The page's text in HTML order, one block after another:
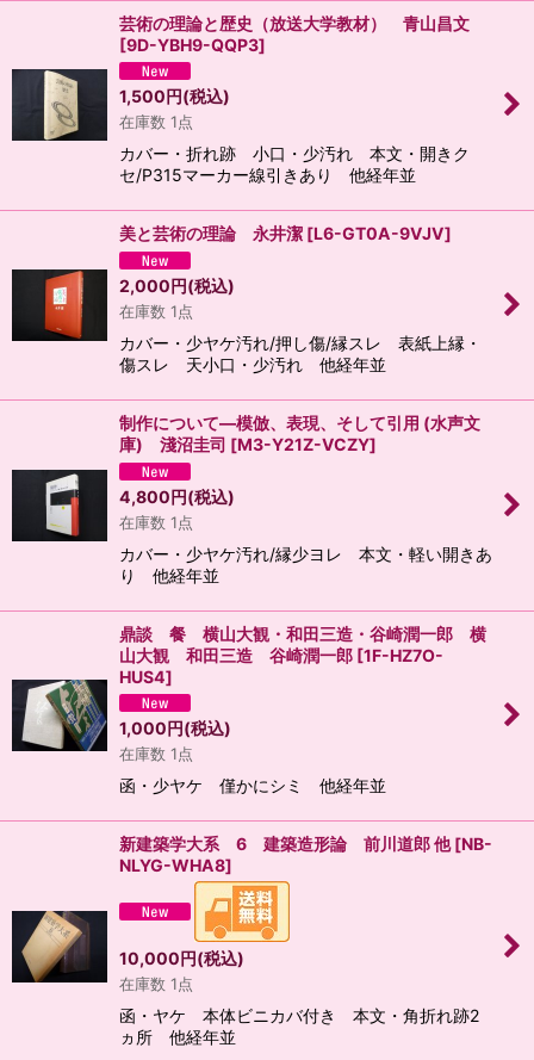
芸術の理論と歴史（放送大学教材） 青山昌文
[9D-YBH9-QQP3]
1,500円(税込)
在庫数 1点
カバー・折れ跡 小口・少汚れ 本文・開きク
セ/P315マーカー線引きあり 他経年並
美と芸術の理論 永井潔 [L6-GT0A-9VJV]
2,000円(税込)
在庫数 1点
カバー・少ヤケ汚れ/押し傷/縁スレ 表紙上縁・
傷スレ 天小口・少汚れ 他経年並
制作について―模倣、表現、そして引用 (水声文
庫) 淺沼圭司 [M3-Y21Z-VCZY]
4,800円(税込)
在庫数 1点
カバー・少ヤケ汚れ/縁少ヨレ 本文・軽い開きあ
り 他経年並
鼎談 餐 横山大観・和田三造・谷崎潤一郎 横
山大観 和田三造 谷崎潤一郎 [1F-HZ7O-
HUS4]
1,000円(税込)
在庫数 1点
函・少ヤケ 僅かにシミ 他経年並
新建築学大系 6 建築造形論 前川道郎 他 [NB-
NLYG-WHA8]
10,000円(税込)
在庫数 1点
函・ヤケ 本体ビニカバ付き 本文・角折れ跡2
ヵ所 他経年並